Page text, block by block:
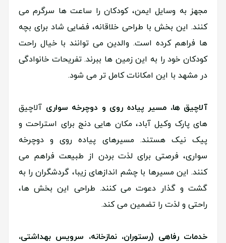
مجهز به وسایل ایمن، کودکان را ساعت ها سرگرم می
کنند. این بخش با طراحی خلاقانه، فضایی شاد برای بچه
ها فراهم کرده است. والدین می توانند با خیال راحت
کودکان خود را به این زمین ها ببرند. تفریحات خانوادگی
در مشهد با این امکانات کامل تر می شود.
آلاچیق ها، مسیر پیاده روی و دوچرخه سواری آلاچیق
های پارک وکیل آباد، مکان هایی دنج برای استراحت و
پیک نیک هستند. مسیرهای پیاده روی و دوچرخه
سواری، فرصتی برای لذت بردن از طبیعت فراهم می
کنند. این مسیرها با چشم اندازهای زیبا، گردشگران را به
گشت و گذار دعوت می کنند. طراحی این بخش ها،
راحتی و لذت را تضمین می کند.
خدمات رفاهی (رستوران، نمازخانه، سرویس بهداشتی،